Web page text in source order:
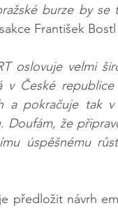
burze by
František Bostl
oslovuje velmi
v České
a pokračuje tak
že
úspěšnému
předložit návrh